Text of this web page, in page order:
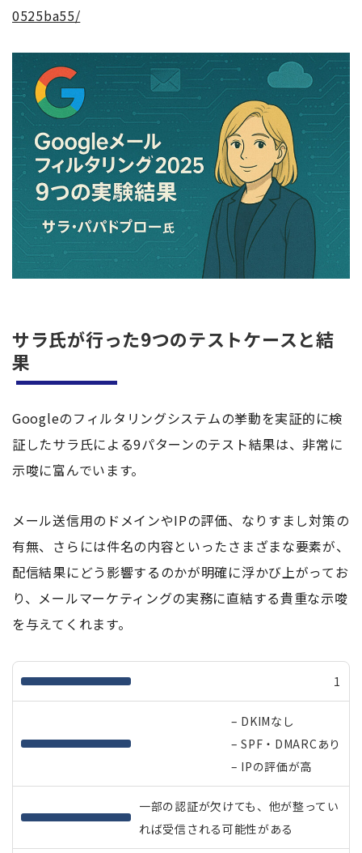
0525ba55/
サラ氏が行った9つのテストケースと結
果
Googleのフィルタリングシステムの挙動を実証的に検
証したサラ氏による9パターンのテスト結果は、非常に
示唆に富んでいます。
メール送信用のドメインやIPの評価、なりすまし対策の
有無、さらには件名の内容といったさまざまな要素が、
配信結果にどう影響するのかが明確に浮かび上がってお
り、メールマーケティングの実務に直結する貴重な示唆
を与えてくれます。
1
– DKIMなし
– SPF・DMARCあり
– IPの評価が高
一部の認証が欠けても、他が整ってい
れば受信される可能性がある